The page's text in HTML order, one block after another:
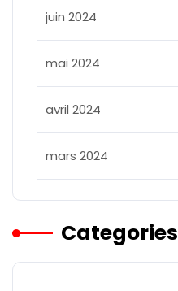
juin 2024
mai 2024
avril 2024
mars 2024
Categories